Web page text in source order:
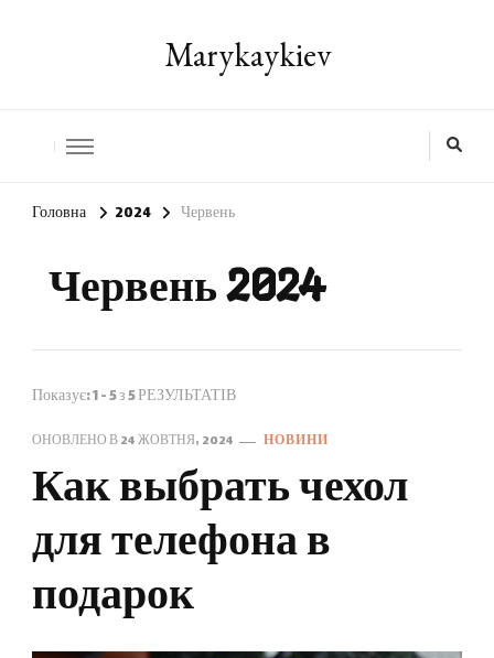
Marykaykiev
Головна 2024 Червень
Червень 2024
Показує: 1 - 5 з 5 РЕЗУЛЬТАТІВ
ОНОВЛЕНО В24 ЖОВТНЯ, 2024 НОВИНИ
Как выбрать чехол
для телефона в
подарок